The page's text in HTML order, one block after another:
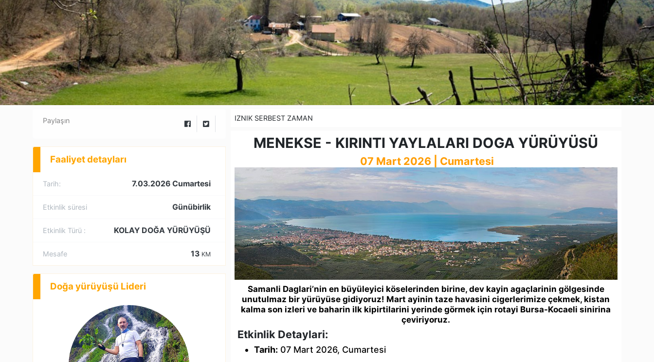
Paylaşın
Faaliyet detayları
Tarih: 7.03.2026 Cumartesi
Etkinlik süresi Günübirlik
Etkinlik Türü : KOLAY DOĞA YÜRÜYÜŞÜ
Mesafe 13 KM
Doğa yürüyüşü Lideri
IZNIK SERBEST ZAMAN
MENEKSE - KIRINTI YAYLALARI DOGA YÜRÜYÜSÜ
07 Mart 2026 | Cumartesi
Samanli Daglari’nin en büyüleyici köselerinden birine, dev kayin agaçlarinin gölgesinde
unutulmaz bir yürüyüse gidiyoruz! Mart ayinin taze havasini cigerlerimize çekmek, kistan
kalma son izleri ve baharin ilk kipirtilarini yerinde görmek için rotayi Bursa-Kocaeli sinirina
çeviriyoruz.
Etkinlik Detaylari:
Tarih: 07 Mart 2026, Cumartesi